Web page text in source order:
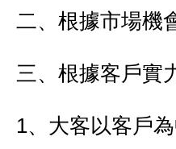
二、根據市場機
三、根據客戶實
1、大客以客戶